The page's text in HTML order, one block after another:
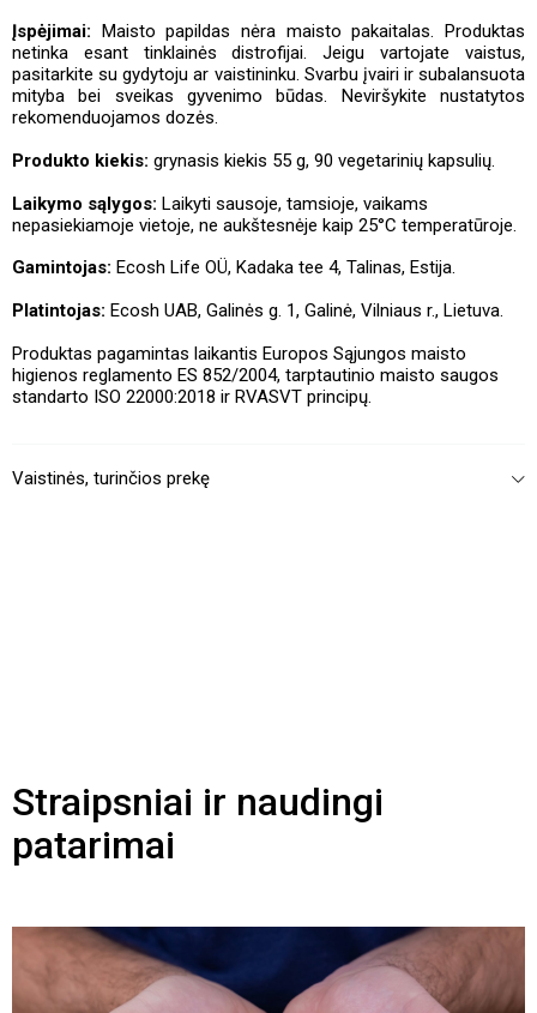
Įspėjimai: Maisto papildas nėra maisto pakaitalas. Produktas
netinka esant tinklainės distrofijai. Jeigu vartojate vaistus,
pasitarkite su gydytoju ar vaistininku. Svarbu įvairi ir subalansuota
mityba bei sveikas gyvenimo būdas. Neviršykite nustatytos
rekomenduojamos dozės.
Produkto kiekis: grynasis kiekis 55 g, 90 vegetarinių kapsulių.
Laikymo sąlygos: Laikyti sausoje, tamsioje, vaikams
nepasiekiamoje vietoje, ne aukštesnėje kaip 25°C temperatūroje.
Gamintojas: Ecosh Life OÜ, Kadaka tee 4, Talinas, Estija.
Platintojas: Ecosh UAB, Galinės g. 1, Galinė, Vilniaus r., Lietuva.
Produktas pagamintas laikantis Europos Sąjungos maisto
higienos reglamento ES 852/2004, tarptautinio maisto saugos
standarto ISO 22000:2018 ir RVASVT principų.
Vaistinės, turinčios prekę
Straipsniai ir naudingi
patarimai